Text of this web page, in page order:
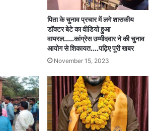
पिता के चुनाव प्रचार में लगे शासकीय
डॉक्टर बेटे का वीडियो हुआ
वायरल…..कांग्रेस उम्मीदवार ने की चुनाव
आयोग से शिकायत….पढ़िए पूरी खबर
November 15, 2023